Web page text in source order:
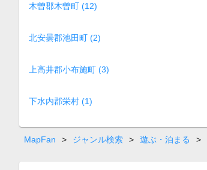
木曽郡木曽町 (12)
北安曇郡池田町 (2)
上高井郡小布施町 (3)
下水内郡栄村 (1)
MapFan > ジャンル検索 > 遊ぶ・泊まる >